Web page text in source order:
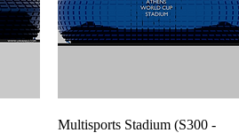
العرض السريع
Multisports Stadium (S300 -